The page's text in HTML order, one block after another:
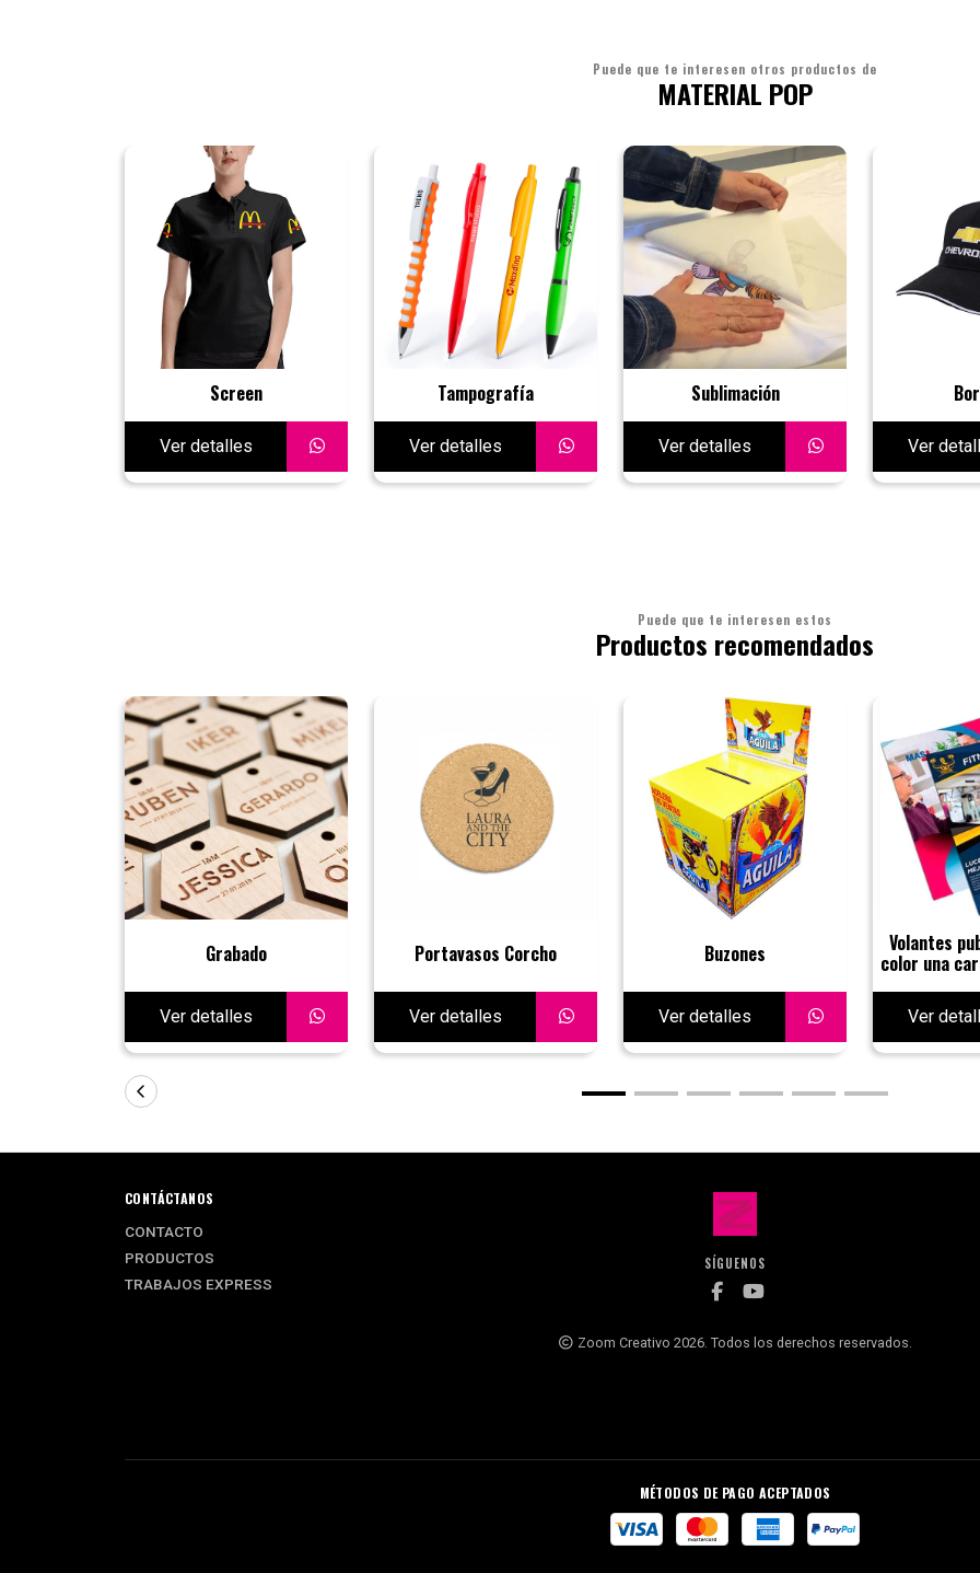
Puede que te interesen otros productos de
MATERIAL POP
Screen
Ver detalles
Tampografía
Ver detalles
Sublimación
Ver detalles Ver
Puede que te interesen estos
Productos recomendados
Grabado
Ver detalles
Portavasos Corcho
Ver detalles
Buzones
Ver detalles
Volantes
color una
Ver
SÍGUENOS
Zoom Creativo 2026. Todos los derechos reservados.
CONTÁCTANOS
CONTACTO
PRODUCTOS
TRABAJOS EXPRESS
MÉTODOS DE PAGO ACEPTADOS